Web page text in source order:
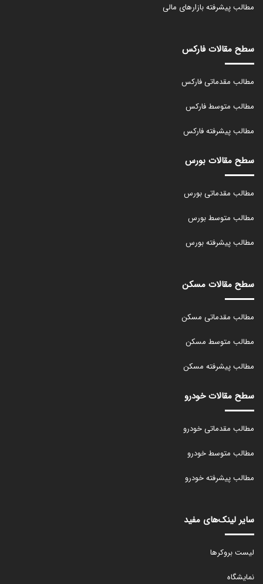
مطالب پیشرفته بازارهای مالی
سطح مقالات فارکس
مطالب مقدماتی فارکس
مطالب متوسط فارکس
مطالب پیشرفته فارکس
سطح مقالات بورس
مطالب مقدماتی بورس
مطالب متوسط بورس
مطالب پیشرفته بورس
سطح مقالات مسکن
مطالب مقدماتی مسکن
مطالب متوسط مسکن
مطالب پیشرفته مسکن
سطح مقالات خودرو
مطالب مقدماتی خودرو
مطالب متوسط خودرو
مطالب پیشرفته خودرو
سایر لینک‌های مفید
لیست بروکرها
نمایشگاه